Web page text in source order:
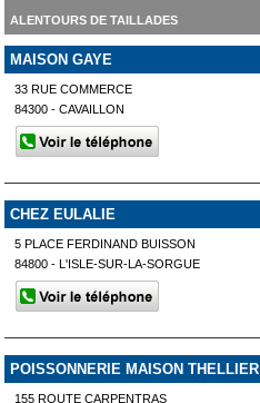
ALENTOURS DE TAILLADES
MAISON GAYE
33 RUE COMMERCE
84300 - CAVAILLON
CHEZ EULALIE
5 PLACE FERDINAND BUISSON
84800 - L'ISLE-SUR-LA-SORGUE
POISSONNERIE MAISON THELLIER
155 ROUTE CARPENTRAS